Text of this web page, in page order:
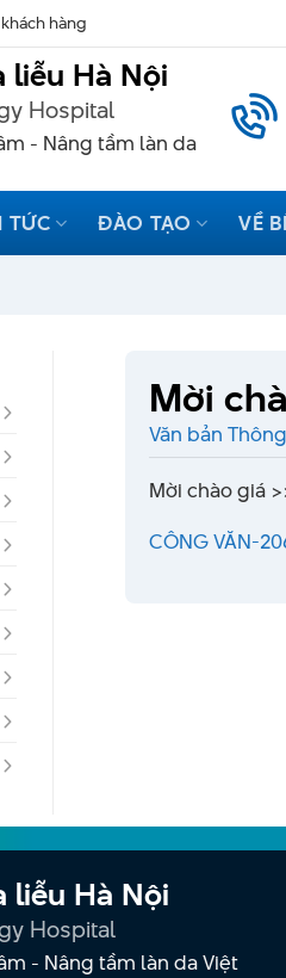
hàng
liễu Hà Nội
Hospital
- Nâng tầm làn da
TỨC ĐÀO TẠO VỀ
Mời
Văn bản
Mời chào giá
CÔNG VĂN-
liễu Hà Nội
Hospital
- Nâng tầm làn da Việt